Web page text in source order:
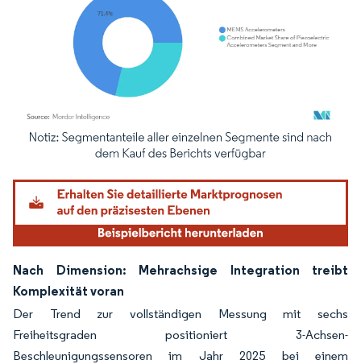
Bild © Mordor Intelligence. Wiederverwendung erfordert Namensnennung
Nach Dimension: Mehrachsige Integration treibt
Komplexität voran
Der Trend zur vollständigen Messung mit sechs
Freiheitsgraden positioniert 3-Achsen-
Beschleunigungssensoren im Jahr 2025 bei einem